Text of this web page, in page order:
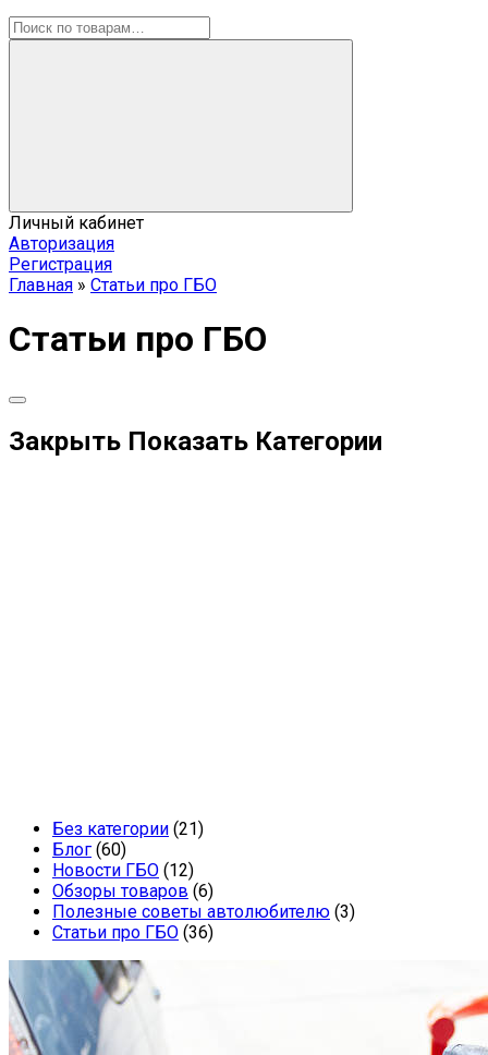
Личный кабинет
Авторизация
Регистрация
Главная » Статьи про ГБО
Статьи про ГБО
Закрыть Показать Категории
Без категории (21)
Блог (60)
Новости ГБО (12)
Обзоры товаров (6)
Полезные советы автолюбителю (3)
Статьи про ГБО (36)